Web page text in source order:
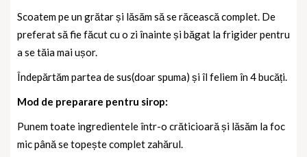
Scoatem pe un grătar și lăsăm să se răcească complet. De
preferat să fie făcut cu o zi înainte și băgat la frigider pentru
a se tăia mai ușor.
Îndepărtăm partea de sus(doar spuma) și îl feliem în 4 bucăți.
Mod de preparare pentru sirop:
Punem toate ingredientele într-o crăticioară și lăsăm la foc
mic până se topește complet zahărul.